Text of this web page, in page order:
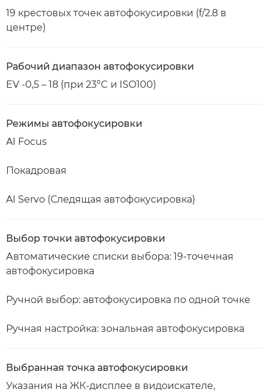
19 крестовых точек автофокусировки (f/2.8 в
центре)
Рабочий диапазон автофокусировки
EV -0,5 – 18 (при 23°C и ISO100)
Режимы автофокусировки
AI Focus
Покадровая
AI Servo (Следящая автофокусировка)
Выбор точки автофокусировки
Автоматические списки выбора: 19-точечная
автофокусировка
Ручной выбор: автофокусировка по одной точке
Ручная настройка: зональная автофокусировка
Выбранная точка автофокусировки
Указания на ЖК-дисплее в видоискателе,